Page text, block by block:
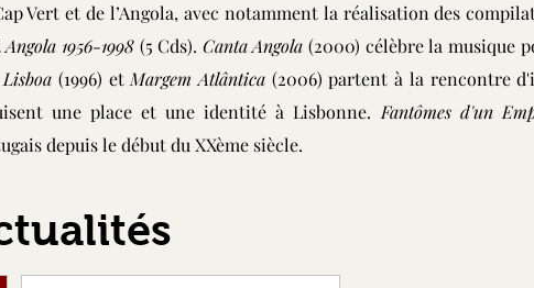
Vert et de l’Angola, avec notamment la réalisation des
Angola 1956-1998 (5 Cds). Canta Angola (2000) célèbre la musique
(1996) et Margem Atlântica(2006) partent à la rencontre
une place et une identité à Lisbonne. Fantômes d'un
depuis le début du XXème siècle.